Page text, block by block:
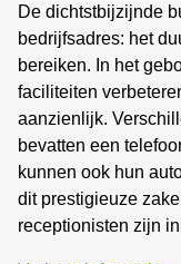
De dichtstbijzijnde
bedrijfsadres: het
bereiken. In het
faciliteiten
aanzienlijk.
bevatten een
kunnen ook hun
dit prestigieuze
receptionisten zijn